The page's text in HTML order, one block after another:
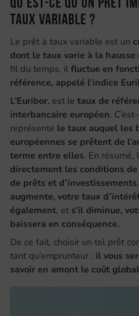
taux variable ?
Le prêt à taux variable est un
dont le taux varie à la hausse
fil du temps, il fluctue en
référence, appelé l’indice
L’Euribor, est le taux de
interbancaire européen.
représente le taux auquel les
européennes se prêtent de
terme entre elles. En résumé,
directement les conditions
de prêts et d’investissements
augmente, votre taux
également, et s’il diminue,
baissera en conséquence.
De ce fait, choisir un tel prêt
tant qu’emprunteur : il vous
savoir en amont le coût